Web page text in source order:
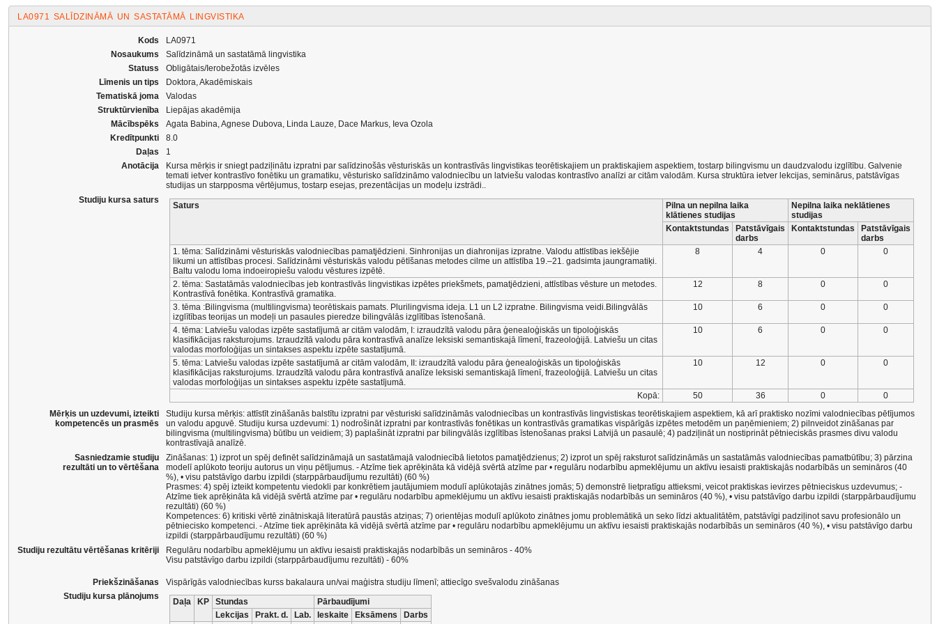
LA0971 SALĪDZINĀMĀ UN SASTATĀMĀ LINGVISTIKA
Kods
LA0971
Nosaukums
Salīdzināmā un sastatāmā lingvistika
Statuss
Obligātais/Ierobežotās izvēles
Līmenis un tips
Doktora, Akadēmiskais
Tematiskā joma
Valodas
Struktūrvienība
Liepājas akadēmija
Mācībspēks
Agata Babina, Agnese Dubova, Linda Lauze, Dace Markus, Ieva Ozola
Kredītpunkti
8.0
Daļas
1
Anotācija
Kursa mērķis ir sniegt padziļinātu izpratni par salīdzinošās vēsturiskās un kontrastīvās lingvistikas teorētiskajiem un praktiskajiem aspektiem, tostarp bilingvismu un daudzvalodu izglītību. Galvenie
temati ietver kontrastīvo fonētiku un gramatiku, vēsturisko salīdzināmo valodniecību un latviešu valodas kontrastīvo analīzi ar citām valodām. Kursa struktūra ietver lekcijas, seminārus, patstāvīgas
studijas un starpposma vērtējumus, tostarp esejas, prezentācijas un modeļu izstrādi..
Studiju kursa saturs
Saturs
Pilna un nepilna laika
klātienes studijas
Nepilna laika neklātienes
studijas
Kontaktstundas
Patstāvīgais
darbs
Kontaktstundas
Patstāvīgais
darbs
1. tēma: Salīdzināmi vēsturiskās valodniecības pamatjēdzieni. Sinhronijas un diahronijas izpratne. Valodu attīstības iekšējie
likumi un attīstības procesi. Salīdzināmi vēsturiskās valodu pētīšanas metodes cilme un attīstība 19.–21. gadsimta jaungramatiķi.
Baltu valodu loma indoeiropiešu valodu vēstures izpētē.
8 4 0 0
2. tēma: Sastatāmās valodniecības jeb kontrastīvās lingvistikas izpētes priekšmets, pamatjēdzieni, attīstības vēsture un metodes.
Kontrastīvā fonētika. Kontrastīvā gramatika.
12 8 0 0
3. tēma :Bilingvisma (multilingvisma) teorētiskais pamats. Plurilingvisma ideja. L1 un L2 izpratne. Bilingvisma veidi.Bilingvālās
izglītības teorijas un modeļi un pasaules pieredze bilingvālās izglītības īstenošanā.
10 6 0 0
4. tēma: Latviešu valodas izpēte sastatījumā ar citām valodām, I: izraudzītā valodu pāra ģenealoģiskās un tipoloģiskās
klasifikācijas raksturojums. Izraudzītā valodu pāra kontrastīvā analīze leksiski semantiskajā līmenī, frazeoloģijā. Latviešu un citas
valodas morfoloģijas un sintakses aspektu izpēte sastatījumā.
10 6 0 0
5. tēma: Latviešu valodas izpēte sastatījumā ar citām valodām, II: izraudzītā valodu pāra ģenealoģiskās un tipoloģiskās
klasifikācijas raksturojums. Izraudzītā valodu pāra kontrastīvā analīze leksiski semantiskajā līmenī, frazeoloģijā. Latviešu un citas
valodas morfoloģijas un sintakses aspektu izpēte sastatījumā.
10 12 0 0
Kopā: 50 36 0
0
Mērķis un uzdevumi, izteikti
kompetencēs un prasmēs
Studiju kursa mērķis: attīstīt zināšanās balstītu izpratni par vēsturiski salīdzināmās valodniecības un kontrastīvās lingvistiskas teorētiskajiem aspektiem, kā arī praktisko nozīmi valodniecības pētījumos
un valodu apguvē. Studiju kursa uzdevumi: 1) nodrošināt izpratni par kontrastīvās fonētikas un kontrastīvās gramatikas vispārīgās izpētes metodēm un paņēmieniem; 2) pilnveidot zināšanas par
bilingvisma (multilingvisma) būtību un veidiem; 3) paplašināt izpratni par bilingvālās izglītības īstenošanas praksi Latvijā un pasaulē; 4) padziļināt un nostiprināt pētnieciskās prasmes divu valodu
kontrastīvajā analīzē.
Sasniedzamie studiju
rezultāti un to vērtēšana
Zināšanas: 1) izprot un spēj definēt salīdzināmajā un sastatāmajā valodniecībā lietotos pamatjēdzienus; 2) izprot un spēj raksturot salīdzināmās un sastatāmās valodniecības pamatbūtību; 3) pārzina
modelī aplūkoto teoriju autorus un viņu pētījumus. - Atzīme tiek aprēķināta kā vidējā svērtā atzīme par • regulāru nodarbību apmeklējumu un aktīvu iesaisti praktiskajās nodarbībās un semināros (40
%), • visu patstāvīgo darbu izpildi (starppārbaudījumu rezultāti) (60 %)
Prasmes: 4) spēj izteikt kompetentu viedokli par konkrētiem jautājumiem modulī aplūkotajās zinātnes jomās; 5) demonstrē lietpratīgu attieksmi, veicot praktiskas ievirzes pētnieciskus uzdevumus; -
Atzīme tiek aprēķināta kā vidējā svērtā atzīme par • regulāru nodarbību apmeklējumu un aktīvu iesaisti praktiskajās nodarbībās un semināros (40 %), • visu patstāvīgo darbu izpildi (starppārbaudījumu
rezultāti) (60 %)
Kompetences: 6) kritiski vērtē zinātniskajā literatūrā paustās atziņas; 7) orientējas modulī aplūkoto zinātnes jomu problemātikā un seko līdzi aktualitātēm, patstāvīgi padziļinot savu profesionālo un
pētniecisko kompetenci. - Atzīme tiek aprēķināta kā vidējā svērtā atzīme par • regulāru nodarbību apmeklējumu un aktīvu iesaisti praktiskajās nodarbībās un semināros (40 %), • visu patstāvīgo darbu
izpildi (starppārbaudījumu rezultāti) (60 %)
Studiju rezultātu vērtēšanas kritēriji
Regulāru nodarbību apmeklējumu un aktīvu iesaisti praktiskajās nodarbībās un semināros - 40%
Visu patstāvīgo darbu izpildi (starppārbaudījumu rezultāti) - 60%
Priekšzināšanas
Vispārīgās valodniecības kurss bakalaura un/vai maģistra studiju līmenī; attiecīgo svešvalodu zināšanas
Studiju kursa plānojums
Daļa KP Stundas
Pārbaudījumi
Lekcijas
Prakt. d. Lab. Ieskaite Eksāmens
Darbs